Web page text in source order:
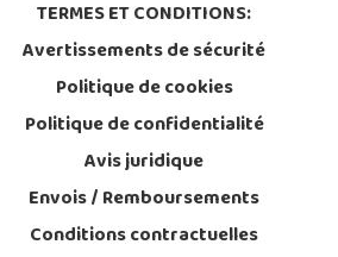
TERMES ET CONDITIONS:
Avertissements de sécurité
Politique de cookies
Politique de confidentialité
Avis juridique
Envois / Remboursements
Conditions contractuelles